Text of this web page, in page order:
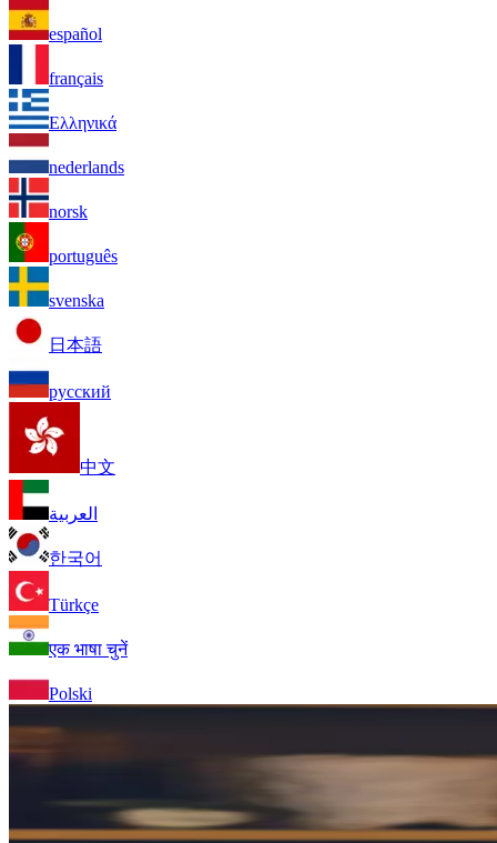
español
français
Ελληνικά
nederlands
norsk
português
svenska
日本語
русский
中文
العربية
한국어
Türkçe
एक भाषा चुनें
Polski